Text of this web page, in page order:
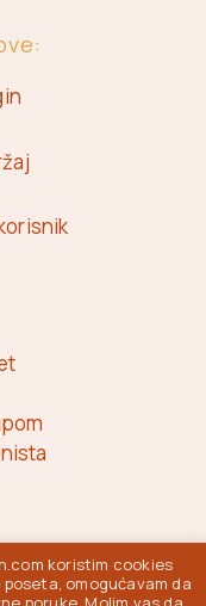
koristim cookies
omogućavam da